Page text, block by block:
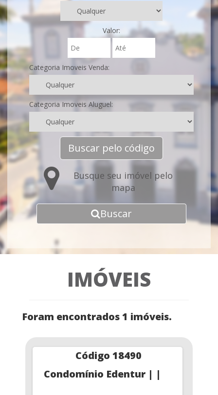
Valor:
Categoria Imoveis Venda:
Categoria Imoveis Aluguel:
Buscar pelo código
Busque seu imóvel pelo
mapa
Buscar
IMÓVEIS
Foram encontrados 1 imóveis.
Código 18490
Condomínio Edentur | |